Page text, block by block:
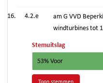
4.2.e
am G VVD
windturbines tot
Stemuitslag
53% Voor